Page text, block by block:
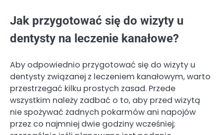
Jak przygotować się do wizyty u
dentysty na leczenie kanałowe?
Aby odpowiednio przygotować się do wizyty u
dentysty związanej z leczeniem kanałowym, warto
przestrzegać kilku prostych zasad. Przede
wszystkim należy zadbać o to, aby przed wizytą
nie spożywać żadnych pokarmów ani napojów
przez co najmniej dwie godziny wcześniej;